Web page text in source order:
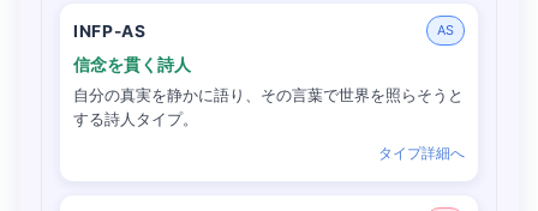
INFP-AS AS
信念を貫く詩人
自分の真実を静かに語り、その言葉で世界を照らそうと
する詩人タイプ。
タイプ詳細へ